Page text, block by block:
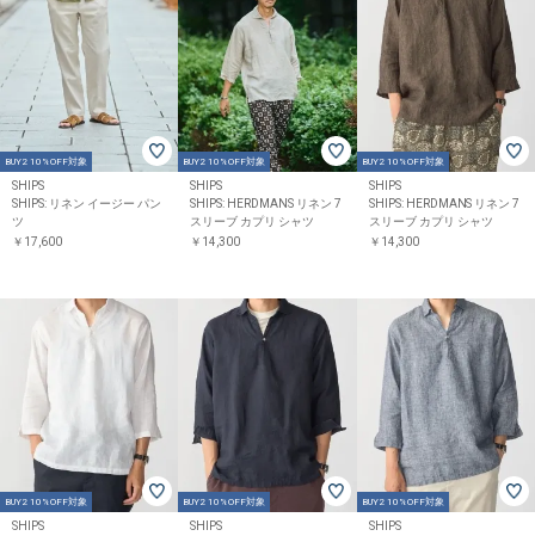
BUY2 10%OFF対象
SHIPS
SHIPS: リネン イージー パン
ツ
￥17,600
BUY2 10%OFF対象
SHIPS
SHIPS: HERDMANS リネン 7
スリーブ カプリ シャツ
￥14,300
BUY2 10%OFF対象
SHIPS
SHIPS: HERDMANS リネン 7
スリーブ カプリ シャツ
￥14,300
BUY2 10%OFF対象
SHIPS
BUY2 10%OFF対象
SHIPS
BUY2 10%OFF対象
SHIPS